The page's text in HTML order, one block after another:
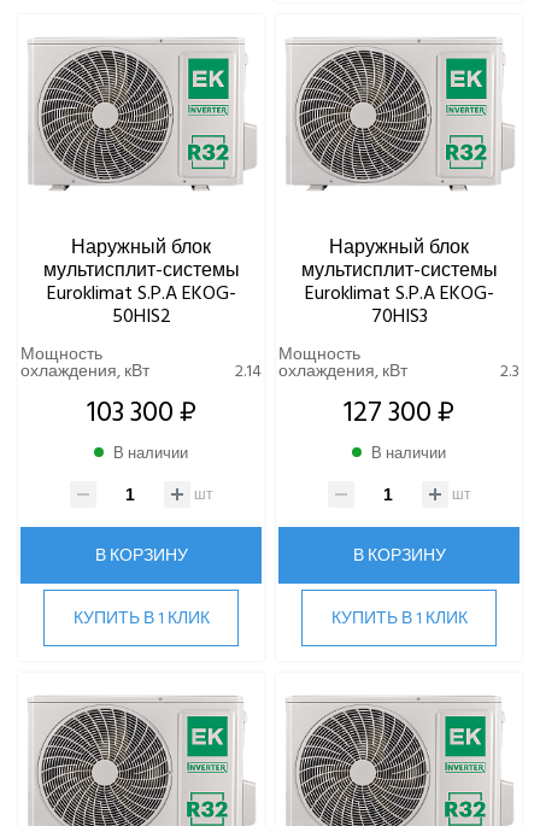
Наружный блок
мультисплит-системы
Euroklimat S.P.A EKOG-
50HIS2
Мощность
охлаждения, кВт 2.14
103 300 ₽
В наличии
шт
В КОРЗИНУ
КУПИТЬ В 1 КЛИК
Наружный блок
мультисплит-системы
Euroklimat S.P.A EKOG-
70HIS3
Мощность
охлаждения, кВт 2.3
127 300 ₽
В наличии
шт
В КОРЗИНУ
КУПИТЬ В 1 КЛИК